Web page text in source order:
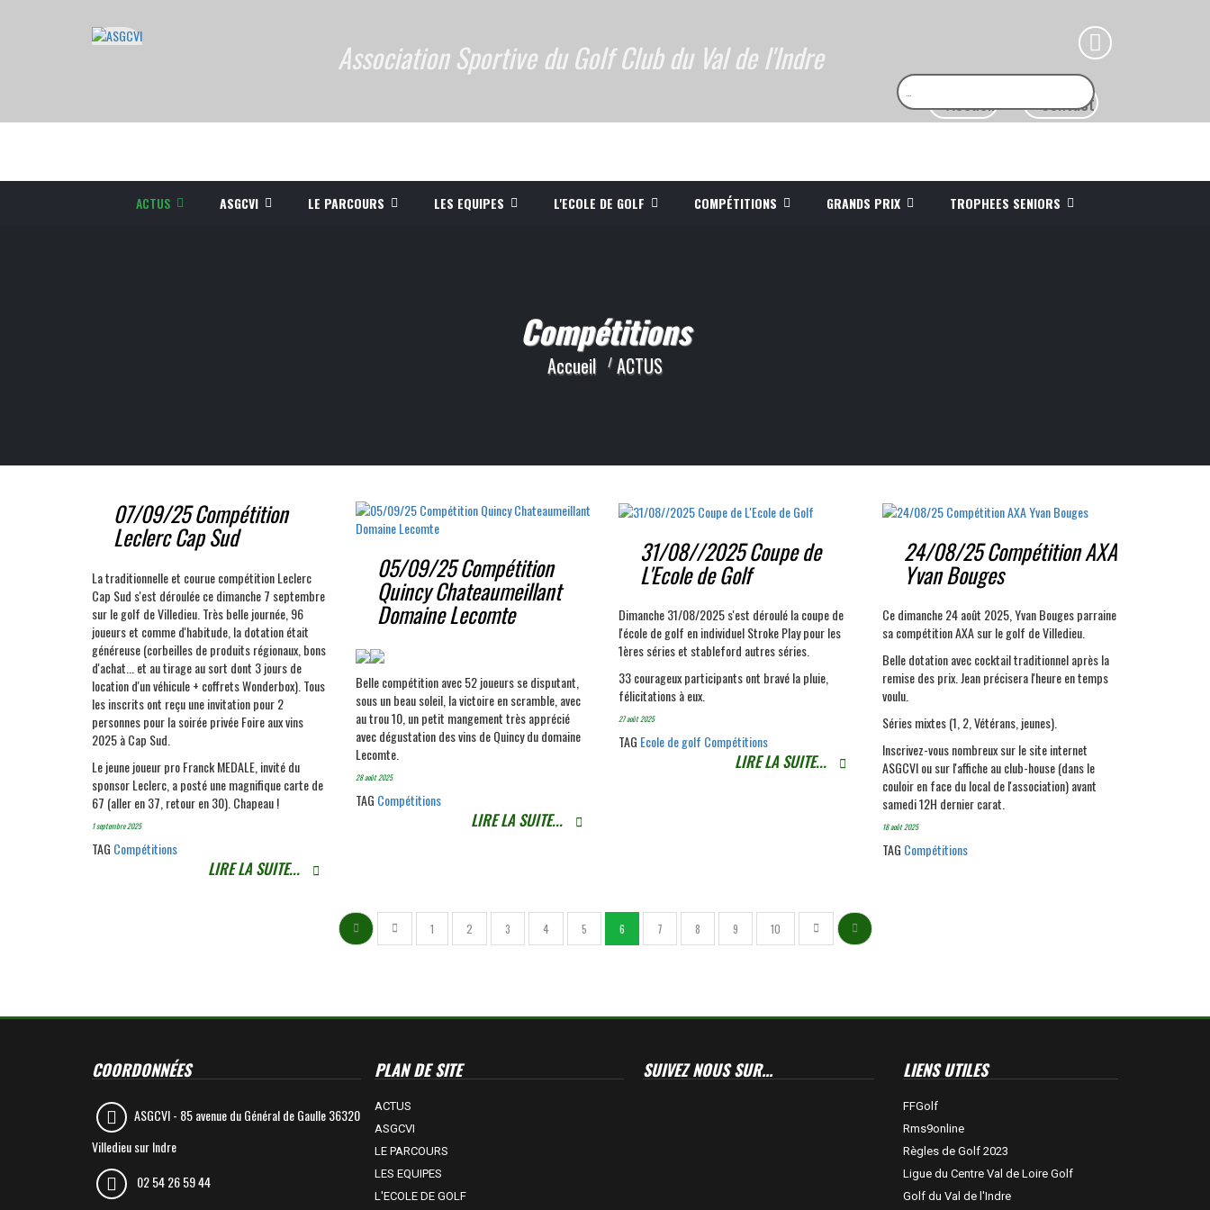
Association Sportive du Golf Club du Val de l'Indre
ACTUS ASGCVI LE PARCOURS LES EQUIPES L'ECOLE DE GOLF COMPÉTITIONS GRANDS PRIX TROPHEES SENIORS
Compétitions
Accueil ACTUS
07/09/25 Compétition
Leclerc Cap Sud
La traditionnelle et courue compétition Leclerc
Cap Sud s'est déroulée ce dimanche 7 septembre
sur le golf de Villedieu. Très belle journée, 96
joueurs et comme d'habitude, la dotation était
généreuse (corbeilles de produits régionaux, bons
d'achat... et au tirage au sort dont 3 jours de
location d'un véhicule + coffrets Wonderbox). Tous
les inscrits ont reçu une invitation pour 2
personnes pour la soirée privée Foire aux vins
2025 à Cap Sud.
Le jeune joueur pro Franck MEDALE, invité du
sponsor Leclerc, a posté une magnifique carte de
67 (aller en 37, retour en 30). Chapeau !
1 septembre 2025
TAG Compétitions
LIRE LA SUITE...
05/09/25 Compétition
Quincy Chateaumeillant
Domaine Lecomte
Belle compétition avec 52 joueurs se disputant,
sous un beau soleil, la victoire en scramble, avec
au trou 10, un petit mangement très apprécié
avec dégustation des vins de Quincy du domaine
Lecomte.
28 août 2025
TAG Compétitions
LIRE LA SUITE...
31/08//2025 Coupe de
L'Ecole de Golf
Dimanche 31/08/2025 s'est déroulé la coupe de
l'école de golf en individuel Stroke Play pour les
1ères séries et stableford autres séries.
33 courageux participants ont bravé la pluie,
félicitations à eux.
27 août 2025
TAG Ecole de golf Compétitions
LIRE LA SUITE...
24/08/25 Compétition AXA
Yvan Bouges
Ce dimanche 24 août 2025, Yvan Bouges parraine
sa compétition AXA sur le golf de Villedieu.
Belle dotation avec cocktail traditionnel après la
remise des prix. Jean précisera l'heure en temps
voulu.
Séries mixtes (1, 2, Vétérans, jeunes).
Inscrivez-vous nombreux sur le site internet
ASGCVI ou sur l'affiche au club-house (dans le
couloir en face du local de l'association) avant
samedi 12H dernier carat.
18 août 2025
TAG Compétitions
1 2 3 4 5 6 7 8 9 10
COORDONNÉES
ASGCVI - 85 avenue du Général de Gaulle 36320
Villedieu sur Indre
02 54 26 59 44
PLAN DE SITE
ACTUS
ASGCVI
LE PARCOURS
LES EQUIPES
L'ECOLE DE GOLF
SUIVEZ NOUS SUR... LIENS UTILES
FFGolf
Rms9online
Règles de Golf 2023
Ligue du Centre Val de Loire Golf
Golf du Val de l'Indre